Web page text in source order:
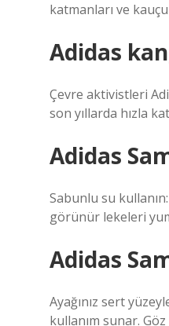
katmanları ve
Adidas
Çevre aktivistleri
son yıllarda hızla
Adidas
Sabunlu su
görünür lekeleri
Adidas
Ayağınız sert
kullanım sunar.